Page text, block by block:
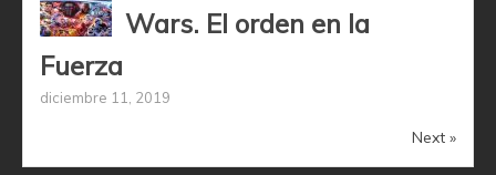
Wars. El orden en la
Fuerza
diciembre 11, 2019
Next »